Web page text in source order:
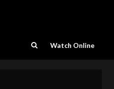
Watch Online